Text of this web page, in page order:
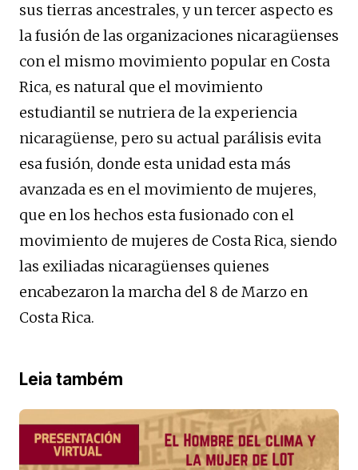
sus tierras ancestrales, y un tercer aspecto es
la fusión de las organizaciones nicaragüenses
con el mismo movimiento popular en Costa
Rica, es natural que el movimiento
estudiantil se nutriera de la experiencia
nicaragüense, pero su actual parálisis evita
esa fusión, donde esta unidad esta más
avanzada es en el movimiento de mujeres,
que en los hechos esta fusionado con el
movimiento de mujeres de Costa Rica, siendo
las exiliadas nicaragüenses quienes
encabezaron la marcha del 8 de Marzo en
Costa Rica.
Leia também